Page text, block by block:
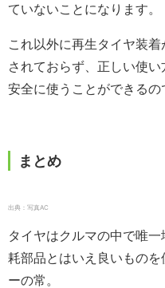
ていないことになります。
これ以外に再生タイヤ装
されておらず、正しい使
安全に使うことができるの
まとめ
出典：写真AC
タイヤはクルマの中で唯
耗部品とはいえ良いもの
ーの常。